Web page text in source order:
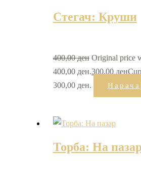
Стегач: Круши
400,00ден Original price
400,00 ден.300,00 ден
300,00 ден.
Торба: На